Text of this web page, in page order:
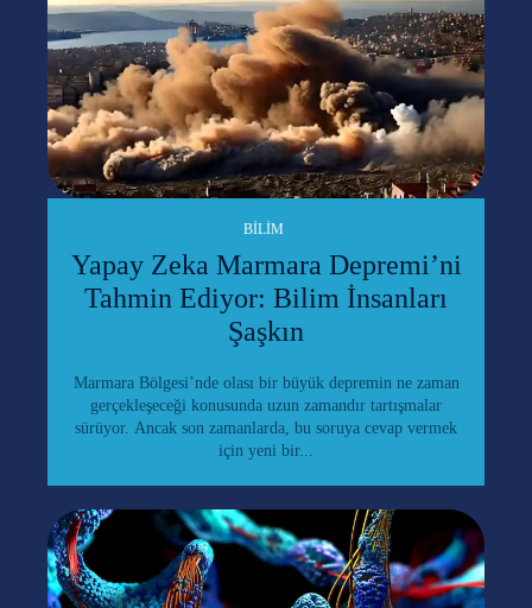
BILIM
Yapay Zeka Marmara Depremi’ni
Tahmin Ediyor: Bilim İnsanları
Şaşkın
Marmara Bölgesi’nde olası bir büyük depremin ne zaman
gerçekleşeceği konusunda uzun zamandır tartışmalar
sürüyor. Ancak son zamanlarda, bu soruya cevap vermek
için yeni bir...